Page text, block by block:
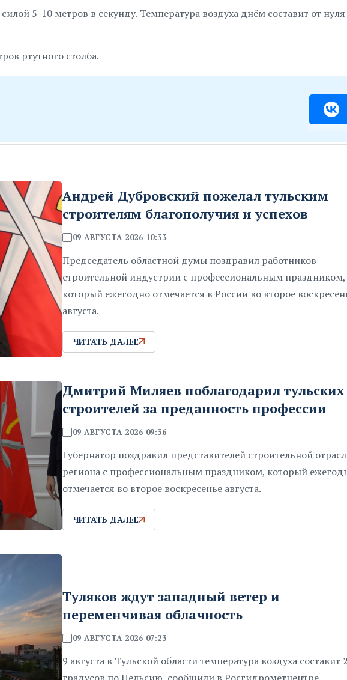
5-10 метров в секунду. Температура воздуха днём составит от
ртутного столба.
Андрей Дубровский пожелал тульским
строителям благополучия и успехов
09 АВГУСТА 2026 10:33
Председатель областной думы поздравил работников
строительной индустрии с профессиональным праздником,
который ежегодно отмечается в России во второе
августа.
ЧИТАТЬ ДАЛЕЕ
Дмитрий Миляев поблагодарил тульских
строителей за преданность профессии
09 АВГУСТА 2026 09:36
Губернатор поздравил представителей строительной
региона с профессиональным праздником, который
отмечается во второе воскресенье августа.
ЧИТАТЬ ДАЛЕЕ
Туляков ждут западный ветер и
переменчивая облачность
09 АВГУСТА 2026 07:23
9 августа в Тульской области температура воздуха составит